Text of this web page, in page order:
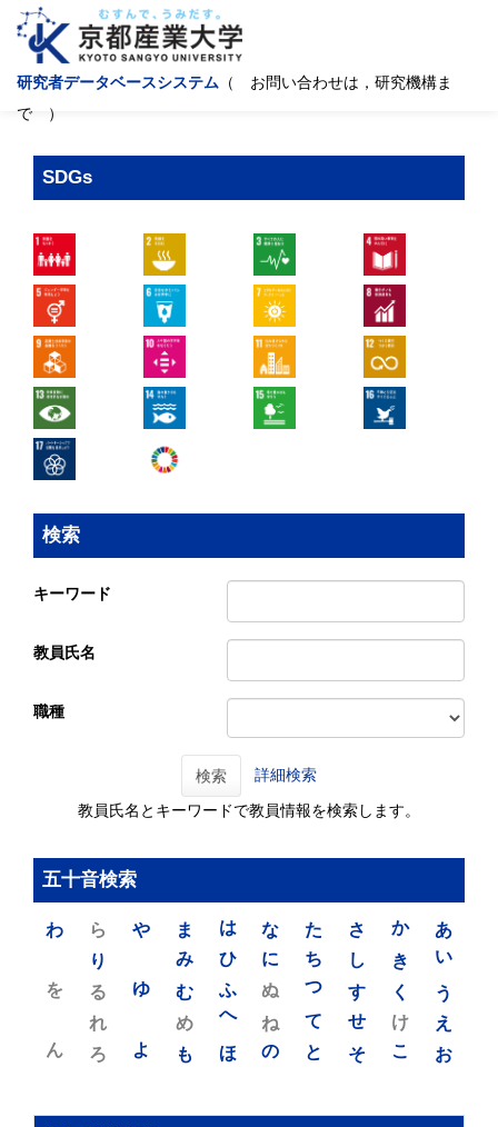
研究者データベースシステム （ お問い合わせは，研究機構ま
で ）
SDGs
検索
キーワード
教員氏名
職種
検索 詳細検索
教員氏名とキーワードで教員情報を検索します。
五十音検索
あ
い
う
え
お
か
き
く
け
こ
さ
し
す
せ
そ
た
ち
つ
て
と
な
に
ぬ
ね
の
は
ひ
ふ
へ
ほ
ま
み
む
め
も
や
ゆ
よ
ら
り
る
れ
ろ
わ
を
ん